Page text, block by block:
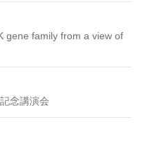
gene family from a view of
念講演会